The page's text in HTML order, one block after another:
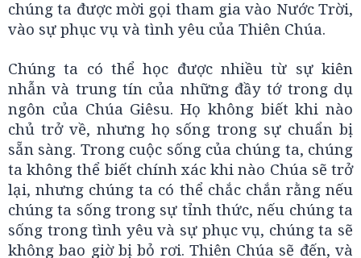
chúng ta được mời gọi tham gia vào Nước Trời,
vào sự phục vụ và tình yêu của Thiên Chúa.
Chúng ta có thể học được nhiều từ sự kiên
nhẫn và trung tín của những đầy tớ trong dụ
ngôn của Chúa Giêsu. Họ không biết khi nào
chủ trở về, nhưng họ sống trong sự chuẩn bị
sẵn sàng. Trong cuộc sống của chúng ta, chúng
ta không thể biết chính xác khi nào Chúa sẽ trở
lại, nhưng chúng ta có thể chắc chắn rằng nếu
chúng ta sống trong sự tỉnh thức, nếu chúng ta
sống trong tình yêu và sự phục vụ, chúng ta sẽ
không bao giờ bị bỏ rơi. Thiên Chúa sẽ đến, và